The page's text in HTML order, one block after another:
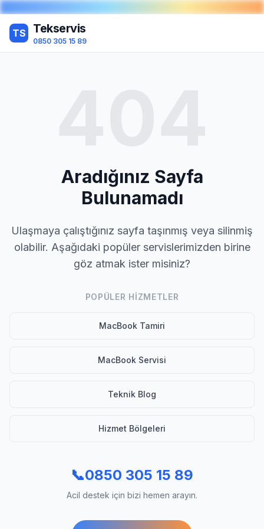
TS Tekservis
0850 305 15 89
Aradığınız Sayfa
Bulunamadı
Ulaşmaya çalıştığınız sayfa taşınmış veya silinmiş
olabilir. Aşağıdaki popüler servislerimizden birine
göz atmak ister misiniz?
POPÜLER HIZMETLER
MacBook Tamiri
MacBook Servisi
Teknik Blog
Hizmet Bölgeleri
📞0850 305 15 89
Acil destek için bizi hemen arayın.